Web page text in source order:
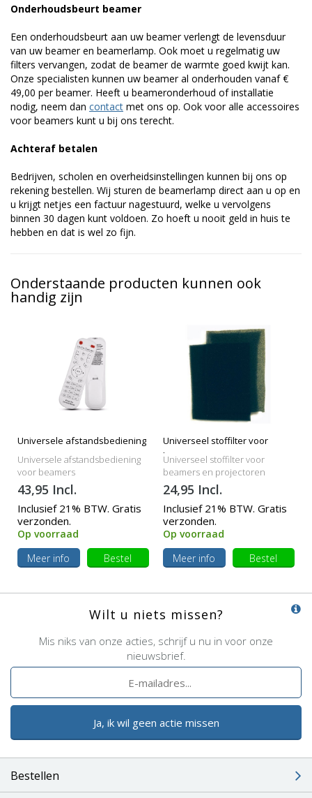
Onderhoudsbeurt beamer
Een onderhoudsbeurt aan uw beamer verlengt de levensduur
van uw beamer en beamerlamp. Ook moet u regelmatig uw
filters vervangen, zodat de beamer de warmte goed kwijt kan.
Onze specialisten kunnen uw beamer al onderhouden vanaf €
49,00 per beamer. Heeft u beameronderhoud of installatie
nodig, neem dan contact met ons op. Ook voor alle accessoires
voor beamers kunt u bij ons terecht.
Achteraf betalen
Bedrijven, scholen en overheidsinstellingen kunnen bij ons op
rekening bestellen. Wij sturen de beamerlamp direct aan u op en
u krijgt netjes een factuur nagestuurd, welke u vervolgens
binnen 30 dagen kunt voldoen. Zo hoeft u nooit geld in huis te
hebben en dat is wel zo fijn.
Onderstaande producten kunnen ook
handig zijn
Universele afstandsbediening
Universele afstandsbediening
voor beamers
43,95 Incl.
Inclusief 21% BTW. Gratis
verzonden.
Op voorraad
Meer info
Bestel
Universeel stoffilter voor
beamers
Universeel stoffilter voor
beamers en projectoren
24,95 Incl.
Inclusief 21% BTW. Gratis
verzonden.
Op voorraad
Meer info
Bestel
Wilt u niets missen?
Mis niks van onze acties, schrijf u nu in voor onze
nieuwsbrief.
Ja, ik wil geen actie missen
Bestellen